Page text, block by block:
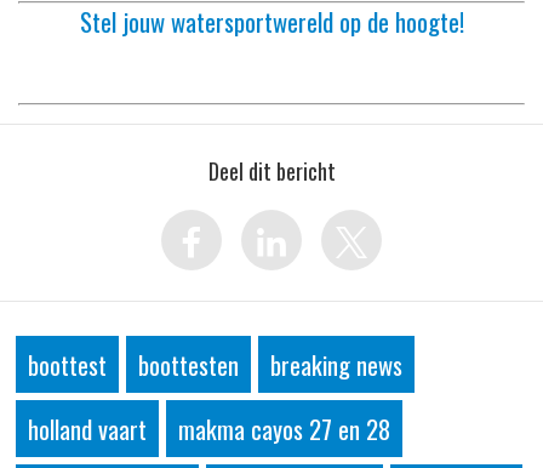
Stel jouw watersportwereld op de hoogte!
Deel dit bericht
boottest boottesten
breaking news
holland vaart
makma cayos 27 en 28